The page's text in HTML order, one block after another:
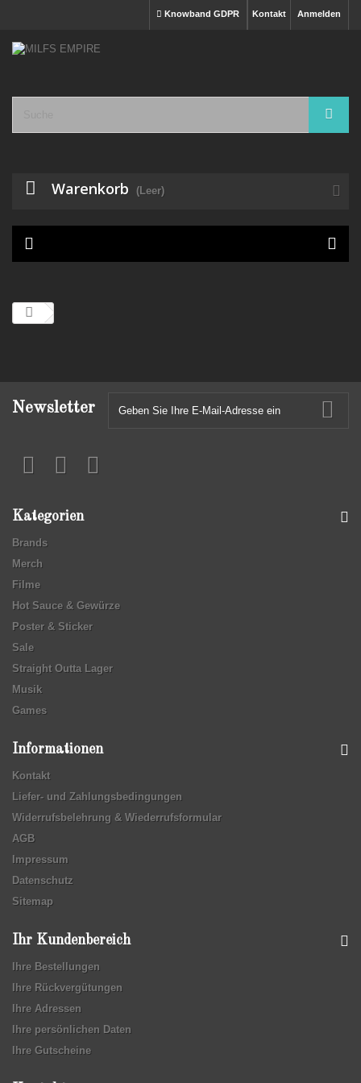
Anmelden
Kontakt
Knowband GDPR
Warenkorb (Leer)

Newsletter
Kategorien
Brands
Merch
Filme
Hot Sauce & Gewürze
Poster & Sticker
Sale
Straight Outta Lager
Musik
Games
Informationen
Kontakt
Liefer- und Zahlungsbedingungen
Widerrufsbelehrung & Wiederrufsformular
AGB
Impressum
Datenschutz
Sitemap
Ihr Kundenbereich
Ihre Bestellungen
Ihre Rückvergütungen
Ihre Adressen
Ihre persönlichen Daten
Ihre Gutscheine